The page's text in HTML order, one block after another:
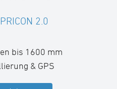
2.0
bis 1600 mm
& GPS